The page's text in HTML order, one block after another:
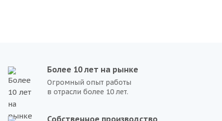
Более 10 лет на рынке
Огромный опыт работы
в отрасли более 10 лет.
Собственное производство